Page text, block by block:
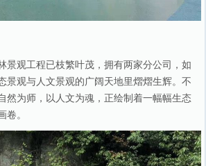
景观工程已枝繁叶茂，拥有两家分公司，如
景观与人文景观的广阔天地里熠熠生辉。不
然为师，以人文为魂，正绘制着一幅幅生态
卷。